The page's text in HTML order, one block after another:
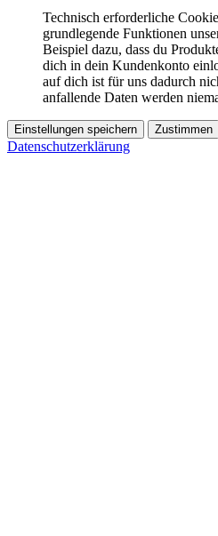
Technisch erforderliche
grundlegende Funktionen
Beispiel dazu, dass du
dich in dein Kundenkonto
auf dich ist für uns dadurch
anfallende Daten werden
Einstellungen speichern Zustimmen
Datenschutzerklärung